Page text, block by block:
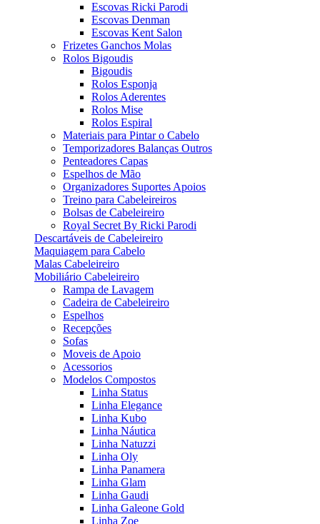
Escovas Ricki Parodi
Escovas Denman
Escovas Kent Salon
Frizetes Ganchos Molas
Rolos Bigoudis
Bigoudis
Rolos Esponja
Rolos Aderentes
Rolos Mise
Rolos Espiral
Materiais para Pintar o Cabelo
Temporizadores Balanças Outros
Penteadores Capas
Espelhos de Mão
Organizadores Suportes Apoios
Treino para Cabeleireiros
Bolsas de Cabeleireiro
Royal Secret By Ricki Parodi
Descartáveis de Cabeleireiro
Maquiagem para Cabelo
Malas Cabeleireiro
Mobiliário Cabeleireiro
Rampa de Lavagem
Cadeira de Cabeleireiro
Espelhos
Recepções
Sofas
Moveis de Apoio
Acessorios
Modelos Compostos
Linha Status
Linha Elegance
Linha Kubo
Linha Náutica
Linha Natuzzi
Linha Oly
Linha Panamera
Linha Glam
Linha Gaudi
Linha Galeone Gold
Linha Zoe